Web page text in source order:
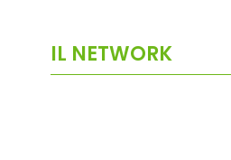
IL NETWORK